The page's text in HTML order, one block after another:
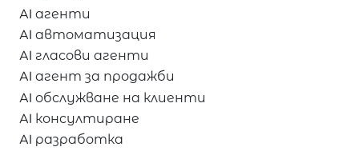
AI агенти
AI автоматизация
AI гласови агенти
AI агент за продажби
AI обслужване на клиенти
AI консултиране
AI разработка